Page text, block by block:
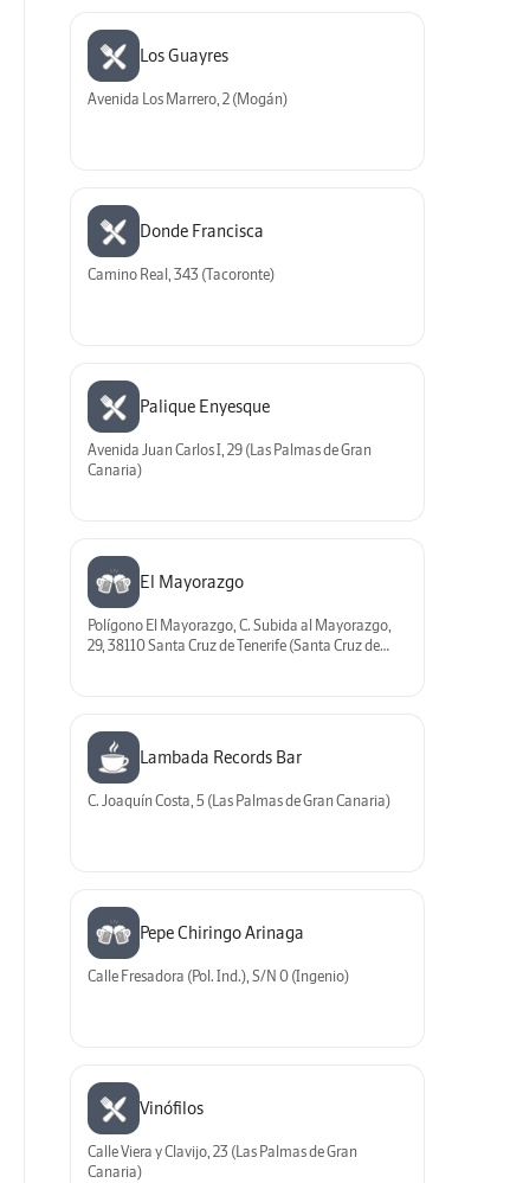
Los Guayres
Avenida Los Marrero, 2 (Mogán)
Donde Francisca
Camino Real, 343 (Tacoronte)
Palique Enyesque
Avenida Juan Carlos I, 29 (Las Palmas de Gran
Canaria)
El Mayorazgo
Polígono El Mayorazgo, C. Subida al Mayorazgo,
29, 38110 Santa Cruz de Tenerife (Santa Cruz de
Lambada Records Bar
C. Joaquín Costa, 5 (Las Palmas de Gran Canaria)
Pepe Chiringo Arinaga
Calle Fresadora (Pol. Ind.), S/N 0 (Ingenio)
Vinófilos
Calle Viera y Clavijo, 23 (Las Palmas de Gran
Canaria)